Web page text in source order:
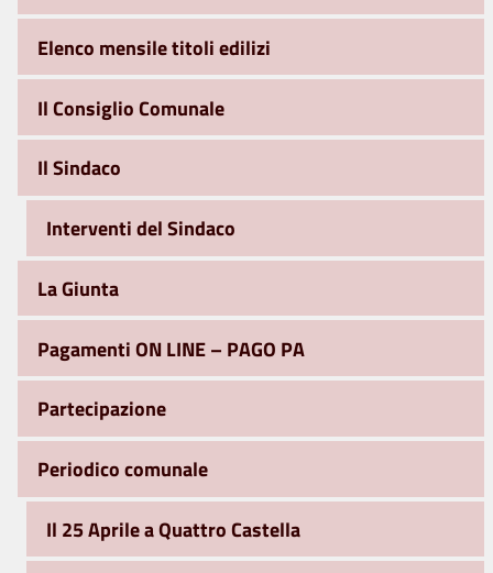
Elenco mensile titoli edilizi
Il Consiglio Comunale
Il Sindaco
Interventi del Sindaco
La Giunta
Pagamenti ON LINE – PAGO PA
Partecipazione
Periodico comunale
Il 25 Aprile a Quattro Castella